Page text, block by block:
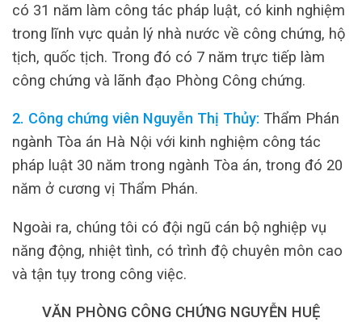
có 31 năm làm công tác pháp luật, có kinh nghiệm
trong lĩnh vực quản lý nhà nước về công chứng, hộ
tịch, quốc tịch. Trong đó có 7 năm trực tiếp làm
công chứng và lãnh đạo Phòng Công chứng.
2. Công chứng viên Nguyễn Thị Thủy: Thẩm Phán
ngành Tòa án Hà Nội với kinh nghiệm công tác
pháp luật 30 năm trong ngành Tòa án, trong đó 20
năm ở cương vị Thẩm Phán.
Ngoài ra, chúng tôi có đội ngũ cán bộ nghiệp vụ
năng động, nhiệt tình, có trình độ chuyên môn cao
và tận tụy trong công việc.
VĂN PHÒNG CÔNG CHỨNG NGUYỄN HUỆ